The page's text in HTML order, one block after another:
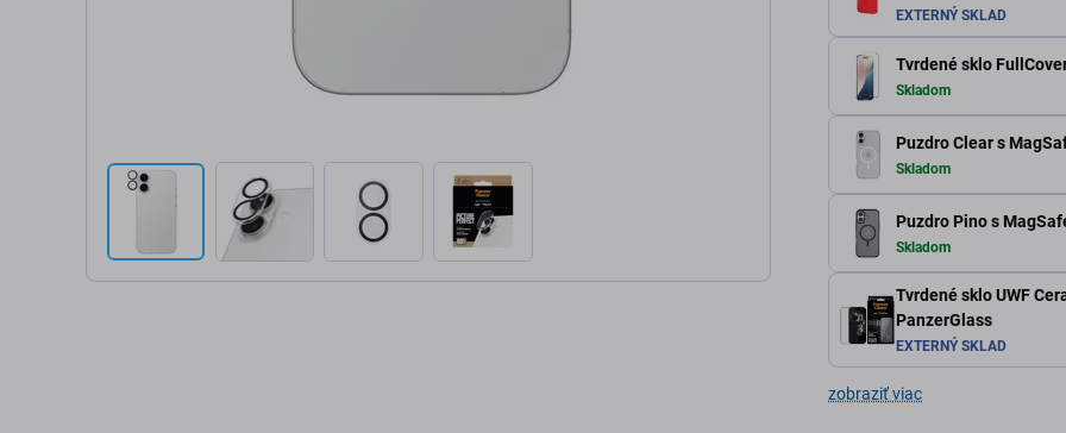
EXTERNÝ SKLAD
Tvrdené sklo
Skladom
Puzdro Clear s
Skladom
Puzdro Pino s
Skladom
Tvrdené sklo UWF
PanzerGlass
EXTERNÝ SKLAD
zobraziť viac